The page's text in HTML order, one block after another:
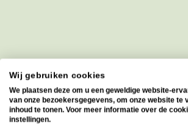
Wij gebruiken cookies
We plaatsen deze om u een geweldige website-
van onze bezoekersgegevens, om onze website
inhoud te tonen. Voor meer informatie over de
instellingen.